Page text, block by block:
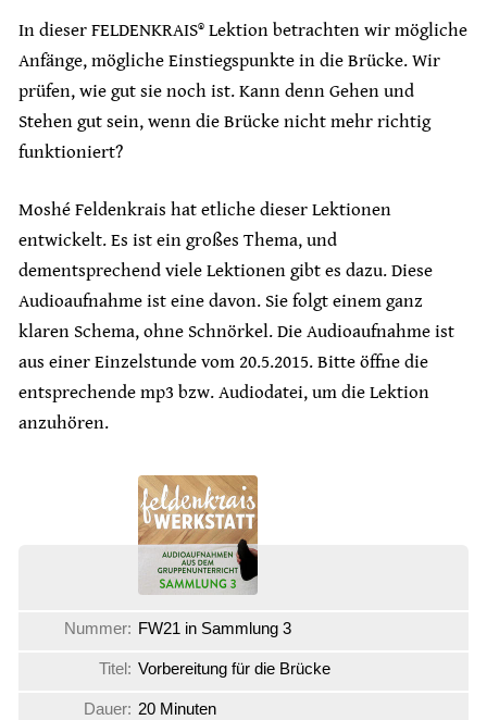
In dieser FELDENKRAIS® Lektion betrachten wir mögliche
Anfänge, mögliche Einstiegspunkte in die Brücke. Wir
prüfen, wie gut sie noch ist. Kann denn Gehen und
Stehen gut sein, wenn die Brücke nicht mehr richtig
funktioniert?
Moshé Feldenkrais hat etliche dieser Lektionen
entwickelt. Es ist ein großes Thema, und
dementsprechend viele Lektionen gibt es dazu. Diese
Audioaufnahme ist eine davon. Sie folgt einem ganz
klaren Schema, ohne Schnörkel. Die Audioaufnahme ist
aus einer Einzelstunde vom 20.5.2015. Bitte öffne die
entsprechende mp3 bzw. Audiodatei, um die Lektion
anzuhören.
Nummer: FW21 in Sammlung 3
Titel: Vorbereitung für die Brücke
Dauer: 20 Minuten